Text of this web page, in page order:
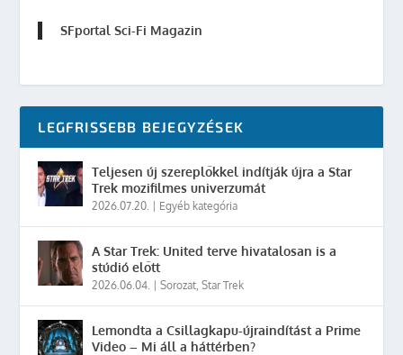
SFportal Sci-Fi Magazin
LEGFRISSEBB BEJEGYZÉSEK
Teljesen új szereplőkkel indítják újra a Star
Trek mozifilmes univerzumát
2026.07.20. | Egyéb kategória
A Star Trek: United terve hivatalosan is a
stúdió előtt
2026.06.04. |Sorozat ,Star Trek
Lemondta a Csillagkapu-újraindítást a Prime
Video – Mi áll a háttérben?